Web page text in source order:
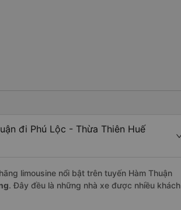
đi Phú Lộc - Thừa Thiên Huế
limousine nổi bật trên tuyến Hàm Thuận
. Đây đều là những nhà xe được nhiều khách